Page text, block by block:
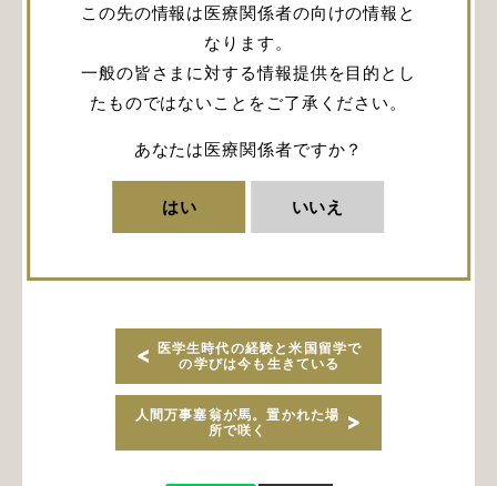
この先の情報は医療関係者の向けの情報と
なります。
一般の皆さまに対する情報提供を目的とし
たものではないことをご了承ください。
あなたは医療関係者ですか？
はい いいえ
ポリシーです。
閲覧にはログインが必要です。
ログイン
医学生時代の経験と米国留学で
の学びは今も生きている
人間万事塞翁が馬。置かれた場
所で咲く